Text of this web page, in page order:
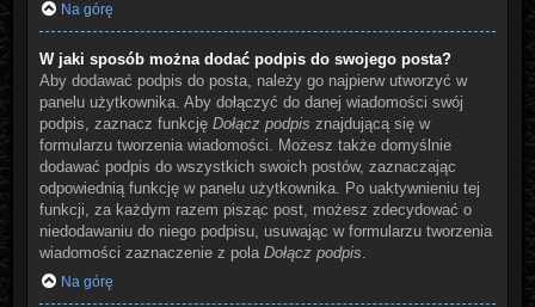
Na górę
W jaki sposób można dodać podpis do swojego posta?
Aby dodawać podpis do posta, należy go najpierw utworzyć w
panelu użytkownika. Aby dołączyć do danej wiadomości swój
podpis, zaznacz funkcję Dołącz podpis znajdującą się w
formularzu tworzenia wiadomości. Możesz także domyślnie
dodawać podpis do wszystkich swoich postów, zaznaczając
odpowiednią funkcję w panelu użytkownika. Po uaktywnieniu tej
funkcji, za każdym razem pisząc post, możesz zdecydować o
niedodawaniu do niego podpisu, usuwając w formularzu tworzenia
wiadomości zaznaczenie z pola Dołącz podpis.
Na górę